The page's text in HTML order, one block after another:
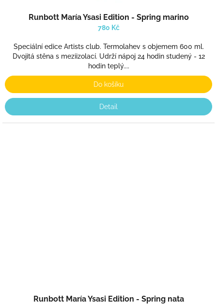
Runbott María Ysasi Edition - Spring marino
780 Kč
Speciální edice Artists club. Termolahev s objemem 600 ml.
Dvojitá stěna s meziizolací. Udrží nápoj 24 hodin studený - 12
hodin teplý....
Do košíku
Detail
Runbott María Ysasi Edition - Spring nata